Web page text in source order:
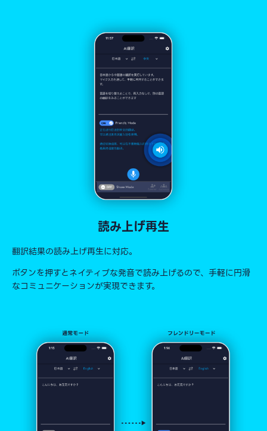
読み上げ再生
翻訳結果の読み上げ再生に対応。
ボタンを押すとネイティブな発音で読み上げるので、手軽に円滑
なコミュニケーションが実現できます。